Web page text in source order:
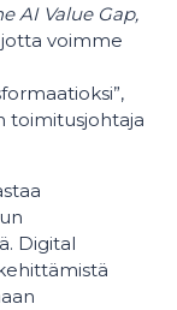
AI Value Gap,
jotta voimme
toimitusjohtaja
Digital